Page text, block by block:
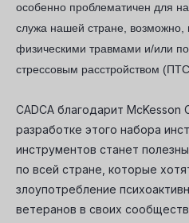
особенно проблематичен для
служа нашей стране, возможно,
физическими травмами и/или
стрессовым расстройством
CADCA благодарит
разработке этого набора
инструментов станет
по всей стране, которые
злоупотребление
ветеранов в своих